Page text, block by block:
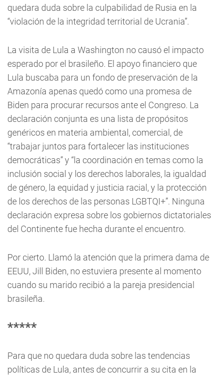
quedara duda sobre la culpabilidad de Rusia en la
“violación de la integridad territorial de Ucrania”.
La visita de Lula a Washington no causó el impacto
esperado por el brasileño. El apoyo financiero que
Lula buscaba para un fondo de preservación de la
Amazonía apenas quedó como una promesa de
Biden para procurar recursos ante el Congreso. La
declaración conjunta es una lista de propósitos
genéricos en materia ambiental, comercial, de
“trabajar juntos para fortalecer las instituciones
democráticas” y “la coordinación en temas como la
inclusión social y los derechos laborales, la igualdad
de género, la equidad y justicia racial, y la protección
de los derechos de las personas LGBTQI+”. Ninguna
declaración expresa sobre los gobiernos dictatoriales
del Continente fue hecha durante el encuentro.
Por cierto. Llamó la atención que la primera dama de
EEUU, Jill Biden, no estuviera presente al momento
cuando su marido recibió a la pareja presidencial
brasileña.
*****
Para que no quedara duda sobre las tendencias
políticas de Lula, antes de concurrir a su cita en la